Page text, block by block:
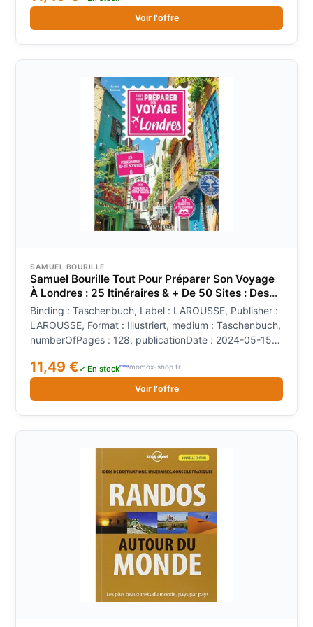
Voir l'offre
SAMUEL BOURILLE
Samuel Bourille Tout Pour Préparer Son Voyage
À Londres : 25 Itinéraires & + De 50 Sites : Des
Conseils Pratiques, 30 Cartes À Télécharger
Binding : Taschenbuch, Label : LAROUSSE, Publisher :
LAROUSSE, Format : Illustriert, medium : Taschenbuch,
numberOfPages : 128, publicationDate : 2024-05-15,
11,49 €✓ En stock momox-shop.fr
Voir l'offre